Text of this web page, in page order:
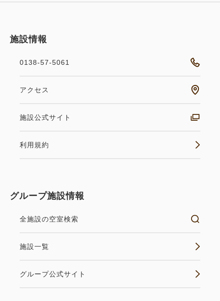
デザートの「万惣プリン」＆「万惣ソフトクリーム」
はシェフオリジナルレシピ。
函館牛乳を使用したなめらかな味わいをお楽しみくだ
・営業時間 7：00～9：00（最終入場：8:30）
番である焼き魚、卵料理をはじめ、
お届けいたします。
※お食事内容は仕入れ状況によりやむを得ず急遽変更
※営業時間は変更となる場合がございます。詳しくは
※食物アレルギーのご案内は「食物アレルギーをお持
施設情報
0138-57-5061
アクセス
施設公式サイト
利用規約
グループ施設情報
全施設の空室検索
施設一覧
グループ公式サイト